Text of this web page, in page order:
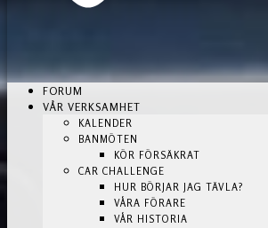
FORUM
VÅR VERKSAMHET
KALENDER
BANMÖTEN
KÖR FÖRSÄKRAT
CAR CHALLENGE
HUR BÖRJAR JAG TÄVLA?
VÅRA FÖRARE
VÅR HISTORIA